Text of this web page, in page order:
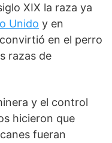
XIX la raza ya
Unido y en
en el perro
razas de
y el control
hicieron que
fueran